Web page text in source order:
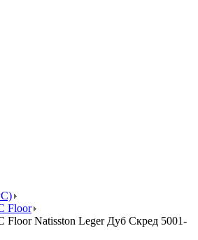
Floor
Floor Natisston Leger Дуб Скред 5001-